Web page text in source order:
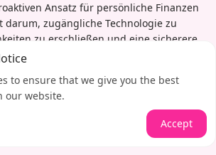
Ansatz für persönliche Finanzen
darum, zugängliche Technologie zu
zu erschließen und eine sicherere
Nutzen Sie den Komfort,
Community und beginnen Sie noch
und Ihre Gewohnheiten zu
für Tipp.
to ensure that we give you the best
our website.
Accept